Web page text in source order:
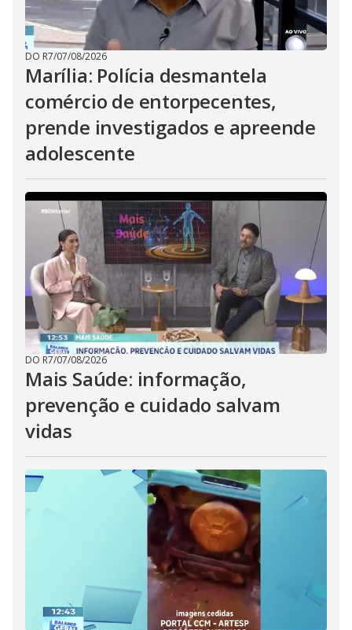
DO R7/07/08/2026
Marília: Polícia desmantela
comércio de entorpecentes,
prende investigados e apreende
adolescente
DO R7/07/08/2026
Mais Saúde: informação,
prevenção e cuidado salvam
vidas